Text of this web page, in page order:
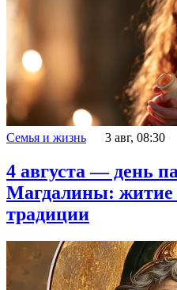
Семья и жизнь 3 авг, 08:30
4 августа — день
Магдалины: житие
традиции